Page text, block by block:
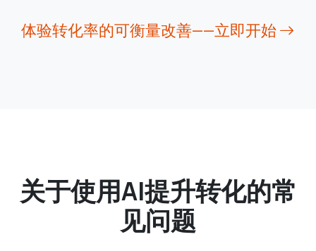
体验转化率的可衡量改善——立即开始
关于使用AI提升转化的常
见问题